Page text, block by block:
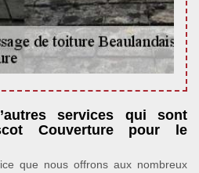
services qui sont
Couverture pour le
que nous offrons aux nombreux